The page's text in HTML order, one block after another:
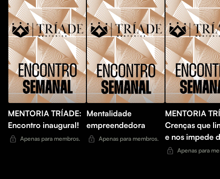
MENTORIA TRÍADE:
Encontro inaugural!
Apenas para membros.
Mentalidade
empreendedora
Apenas para membros.
MENTORIA
Crenças que
e nos impede
crescer.
Apenas para